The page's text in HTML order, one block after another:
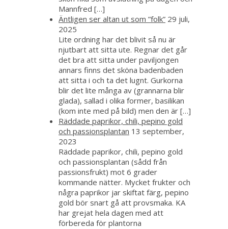
Mannfred […]
Äntligen ser altan ut som ”folk” 29 juli,
2025
Lite ordning har det blivit så nu är
njutbart att sitta ute. Regnar det går
det bra att sitta under paviljongen
annars finns det sköna badenbaden
att sitta i och ta det lugnt. Gurkorna
blir det lite många av (grannarna blir
glada), sallad i olika former, basilikan
(kom inte med på bild) men den är […]
Räddade paprikor, chili, pepino gold
och passionsplantan 13 september,
2023
Räddade paprikor, chili, pepino gold
och passionsplantan (sådd från
passionsfrukt) mot 6 grader
kommande nätter. Mycket frukter och
några paprikor jar skiftat färg, pepino
gold bör snart gå att provsmaka. KA
har grejat hela dagen med att
förbereda för plantorna